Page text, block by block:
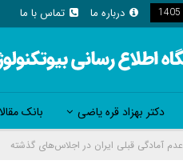
درباره ما تماس با ما
دکتر بهزاد قره یاضی بانک
عدم آمادگی قبلی ایران در اجلاس‌های گذشته